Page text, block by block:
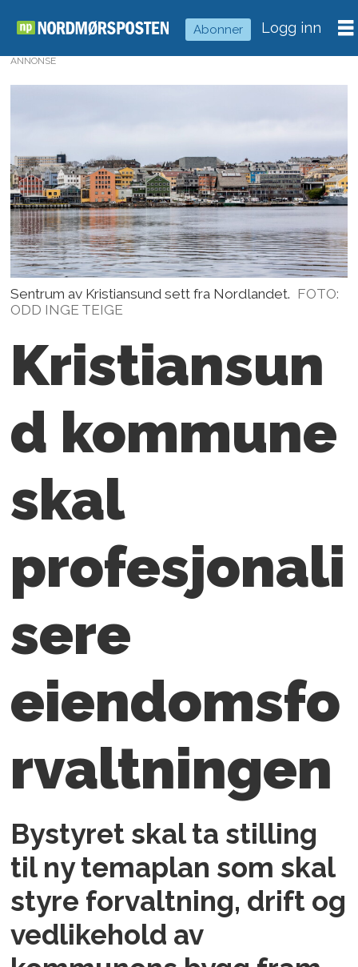
Abonner Logg inn
ANNONSE
Sentrum av Kristiansund sett fra Nordlandet. FOTO:
ODD INGE TEIGE
Kristiansun
d kommune
skal
profesjonali
sere
eiendomsfo
rvaltningen
Bystyret skal ta stilling
til ny temaplan som skal
styre forvaltning, drift og
vedlikehold av